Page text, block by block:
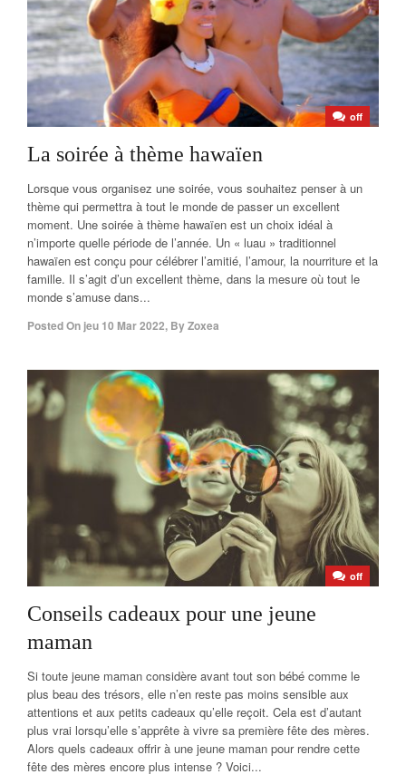
off
La soirée à thème hawaïen
Lorsque vous organisez une soirée, vous souhaitez penser à un
thème qui permettra à tout le monde de passer un excellent
moment. Une soirée à thème hawaïen est un choix idéal à
n’importe quelle période de l’année. Un « luau » traditionnel
hawaïen est conçu pour célébrer l’amitié, l’amour, la nourriture et la
famille. Il s’agit d’un excellent thème, dans la mesure où tout le
monde s’amuse dans...
Posted On jeu 10 Mar 2022, ByZoxea
off
Conseils cadeaux pour une jeune
maman
Si toute jeune maman considère avant tout son bébé comme le
plus beau des trésors, elle n’en reste pas moins sensible aux
attentions et aux petits cadeaux qu’elle reçoit. Cela est d’autant
plus vrai lorsqu’elle s’apprête à vivre sa première fête des mères.
Alors quels cadeaux offrir à une jeune maman pour rendre cette
fête des mères encore plus intense ? Voici...